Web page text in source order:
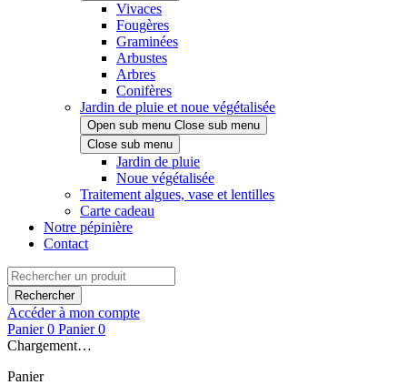
Vivaces
Fougères
Graminées
Arbustes
Arbres
Conifères
Jardin de pluie et noue végétalisée
Open sub menu Close sub menu
Close sub menu
Jardin de pluie
Noue végétalisée
Traitement algues, vase et lentilles
Carte cadeau
Notre pépinière
Contact
Rechercher
Accéder à mon compte
Panier 0 Panier 0
Chargement…
Panier